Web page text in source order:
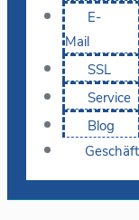
E-
Mail
SSL
Service
Blog